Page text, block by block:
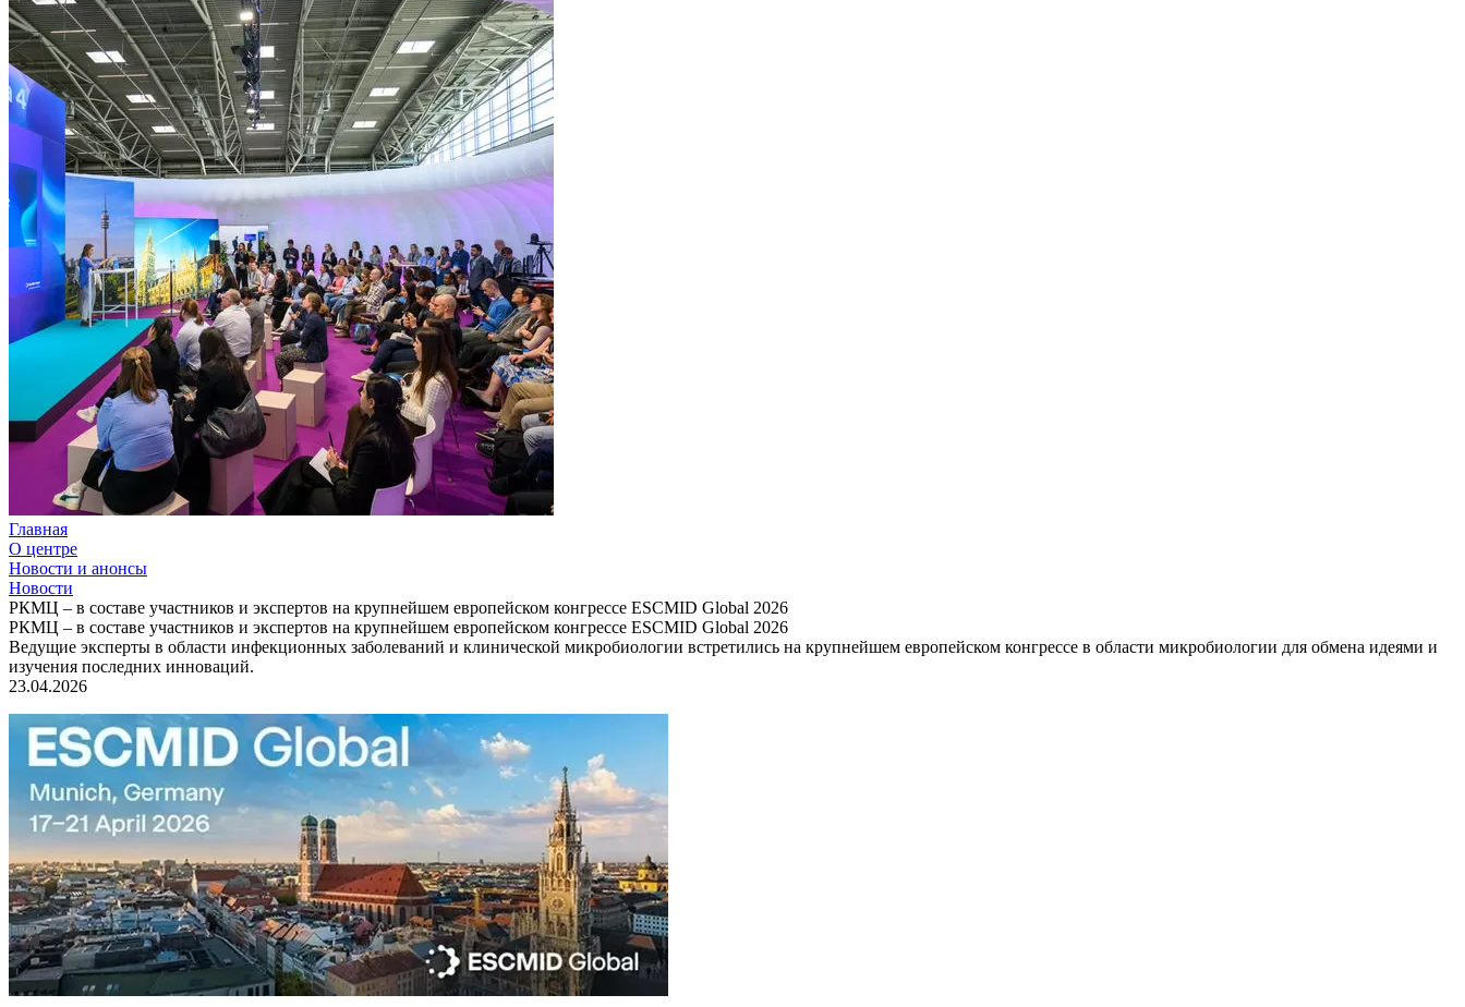
Главная
О центре
Новости и анонсы
Новости
РКМЦ – в составе участников и экспертов на крупнейшем европейском конгрессе ESCMID Global 2026
РКМЦ – в составе участников и экспертов на крупнейшем европейском конгрессе ESCMID Global 2026
Ведущие эксперты в области инфекционных заболеваний и клинической микробиологии встретились на крупнейшем европейском конгрессе в области микробиологии для обмена идеями и
изучения последних инноваций.
23.04.2026